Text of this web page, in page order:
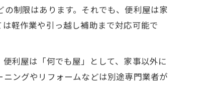
制限はあります。それでも、便利屋は家
軽作業や引っ越し補助まで対応可能で
利屋は「何でも屋」として、家事以外に
ングやリフォームなどは別途専門業者が